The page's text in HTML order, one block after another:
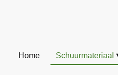
Home Schuurmateriaal